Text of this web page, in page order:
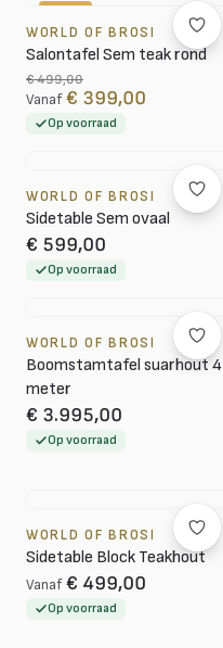
WORLD OF BROSI
Salontafel Sem teak rond
€ 499,00
Vanaf € 399,00
Op voorraad
WORLD OF BROSI
Sidetable Sem ovaal
€ 599,00
Op voorraad
WORLD OF BROSI
Boomstamtafel suarhout 4
meter
€ 3.995,00
Op voorraad
WORLD OF BROSI
Sidetable Block Teakhout
Vanaf € 499,00
Op voorraad